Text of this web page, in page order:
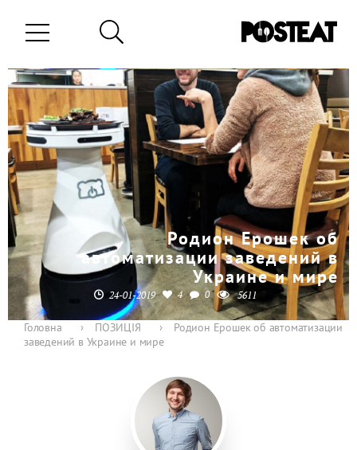
Родион Ерошек об
автоматизации заведений в
Украине и мире
24-01-2019 4 0 5611
Головна › ПОЗИЦІЯ ›
Родион Ерошек об автоматизации
заведений в Украине и мире